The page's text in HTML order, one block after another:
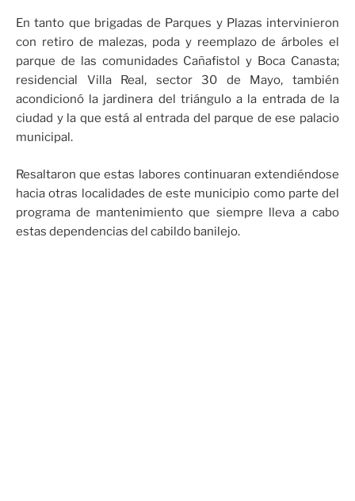
En tanto que brigadas de Parques y Plazas intervinieron
con retiro de malezas, poda y reemplazo de árboles el
parque de las comunidades Cañafistol y Boca Canasta;
residencial Villa Real, sector 30 de Mayo, también
acondicionó la jardinera del triángulo a la entrada de la
ciudad y la que está al entrada del parque de ese palacio
municipal.
Resaltaron que estas labores continuaran extendiéndose
hacia otras localidades de este municipio como parte del
programa de mantenimiento que siempre lleva a cabo
estas dependencias del cabildo banilejo.